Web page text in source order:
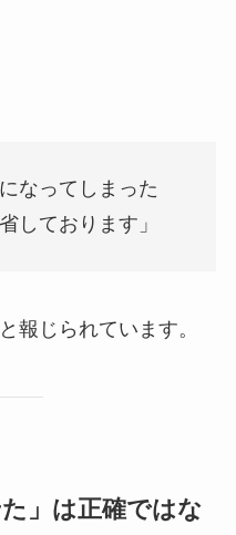
なってしまった
しております」
報じられています。
」は正確ではな